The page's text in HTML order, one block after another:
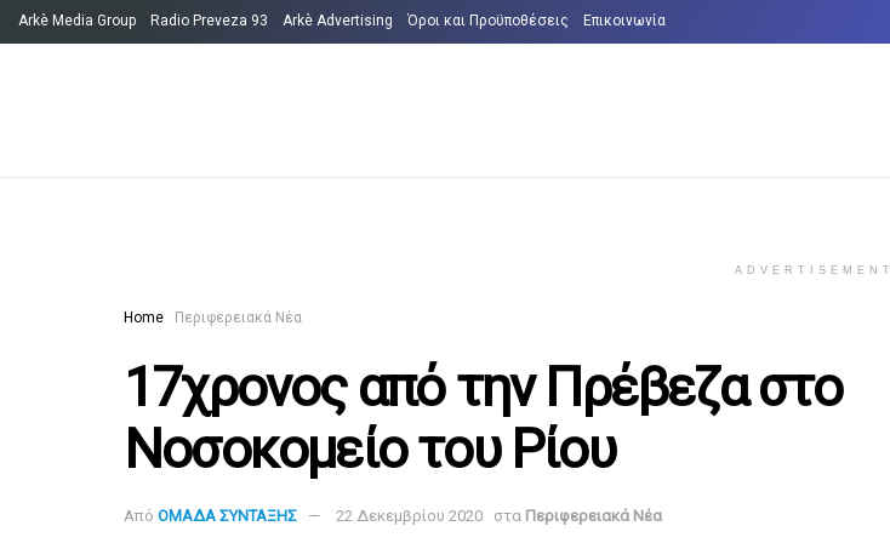
Arkè Media Group Radio Preveza 93 Arkè Advertising Όροι και Προϋποθέσεις Επικοινωνία
ADVERTISEMENT
Home Περιφερειακά Νέα
17χρονος από την Πρέβεζα στο
Νοσοκομείο του Ρίου
Από ΟΜΑΔΑ ΣΥΝΤΑΞΗΣ 22 Δεκεμβρίου 2020 στα Περιφερειακά Νέα